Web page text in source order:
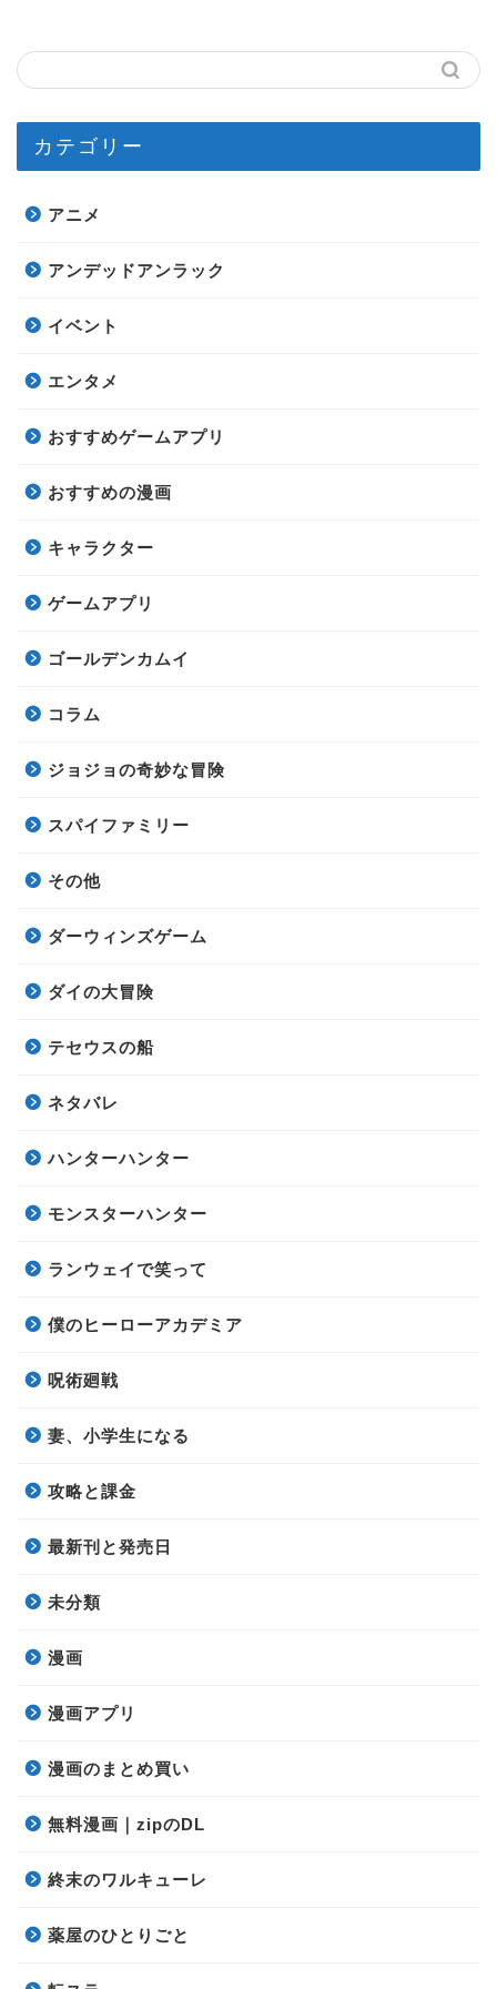
カテゴリー
アニメ
アンデッドアンラック
イベント
エンタメ
おすすめゲームアプリ
おすすめの漫画
キャラクター
ゲームアプリ
ゴールデンカムイ
コラム
ジョジョの奇妙な冒険
スパイファミリー
その他
ダーウィンズゲーム
ダイの大冒険
テセウスの船
ネタバレ
ハンターハンター
モンスターハンター
ランウェイで笑って
僕のヒーローアカデミア
呪術廻戦
妻、小学生になる
攻略と課金
最新刊と発売日
未分類
漫画
漫画アプリ
漫画のまとめ買い
無料漫画｜zipのDL
終末のワルキューレ
薬屋のひとりごと